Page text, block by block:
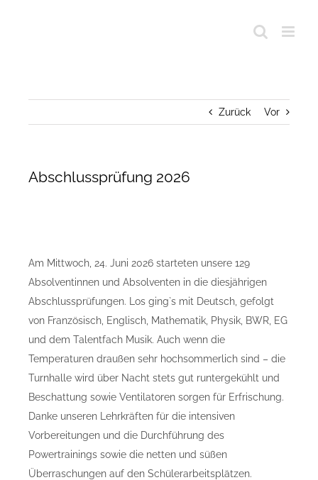
Zurück Vor
Abschlussprüfung 2026
Am Mittwoch, 24. Juni 2026 starteten unsere 129
Absolventinnen und Absolventen in die diesjährigen
Abschlussprüfungen. Los ging`s mit Deutsch, gefolgt
von Französisch, Englisch, Mathematik, Physik, BWR, EG
und dem Talentfach Musik. Auch wenn die
Temperaturen draußen sehr hochsommerlich sind – die
Turnhalle wird über Nacht stets gut runtergekühlt und
Beschattung sowie Ventilatoren sorgen für Erfrischung.
Danke unseren Lehrkräften für die intensiven
Vorbereitungen und die Durchführung des
Powertrainings sowie die netten und süßen
Überraschungen auf den Schülerarbeitsplätzen.